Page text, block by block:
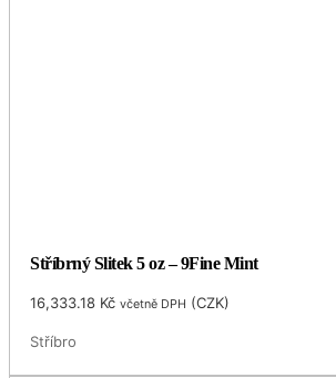
Stříbrný Slitek 5 oz – 9Fine Mint
16,333.18 Kč včetně DPH (CZK)
Stříbro